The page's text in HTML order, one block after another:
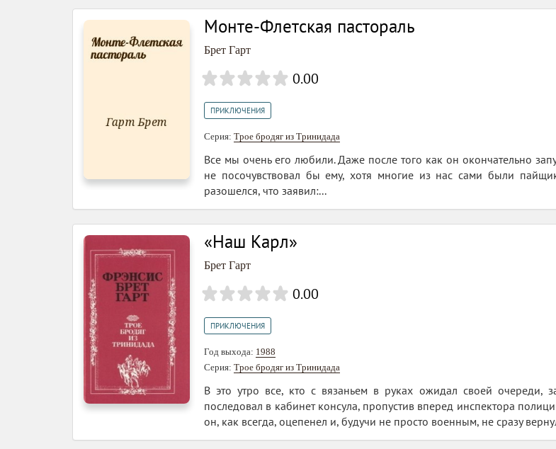
Монте-Флетская пастораль
Брет Гарт
0.00
ПРИКЛЮЧЕНИЯ
Серия: Трое бродяг из Тринидада
Все мы очень его любили. Даже после того как он окончательно
не посочувствовал бы ему, хотя многие из нас сами были
разошелся, что заявил:...
«Наш Карл»
Брет Гарт
0.00
ПРИКЛЮЧЕНИЯ
Год выхода: 1988
Серия: Трое бродяг из Тринидада
В это утро все, кто с вязаньем в руках ожидал своей очереди,
последовал в кабинет консула, пропустив вперед инспектора
он, как всегда, оцепенел и, будучи не просто военным, не сразу